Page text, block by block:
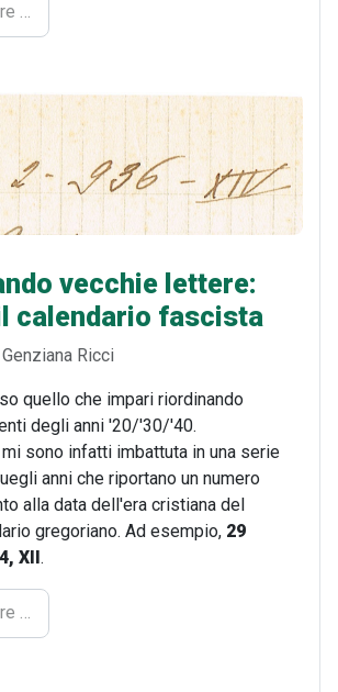
…
vecchie lettere:
calendario fascista
Genziana Ricci
quello che impari riordinando
degli anni '20/'30/'40.
sono infatti imbattuta in una serie
anni che riportano un numero
alla data dell'era cristiana del
gregoriano. Ad esempio, 29
XII.
…